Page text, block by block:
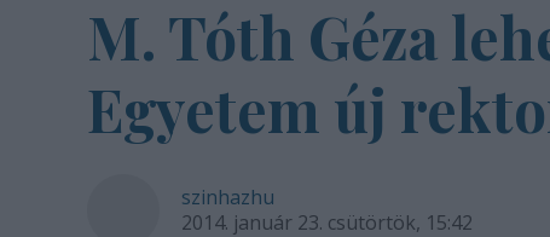
M. Tóth Géza
Egyetem új
szinhazhu
2014. január 23. csütörtök, 15:42